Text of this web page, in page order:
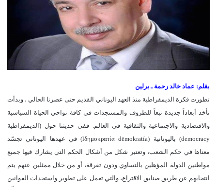
بقلم: عماد خالد رحمة ـ برلين
تطورت فكرة الديمقراطية منذ العهد اليوناني القديم حتى عصرنا الحالي ، وبدأت
تأخذ أبعاداً جديدة تبعاً للظروف والمستجدات في كافة نواحي الحياة السياسية
والاقتصادية والاجتماعية والثقافية في العالم. ففي حديثنا حول (الديمقراطية
democracy) باليونانية (lδημοκρατία dēmokratía) في عهدها اليوناني تجسّد
معناها في حكم الشعب، وتعتبر شكل من أشكال الحكم التي يشارك فيها جميع
مواطنين الدولة المؤهلين بالتساوي ودون تفرقة، أو من خلال ممثلين عنهم يتم
انتخابهم عن طريق صنايق الاقتراع، والتي تعمل على تطوير واستحداث القوانين